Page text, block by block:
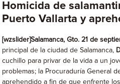
Homicida de
Puerto Vallarta y
[wzslider]Salamanca, Gto. 21 de
principal de la ciudad de Salamanca,
cuchillo para privar de la vida a un
problemas; la Procuraduría General
aprehendido a fin de que enfrente